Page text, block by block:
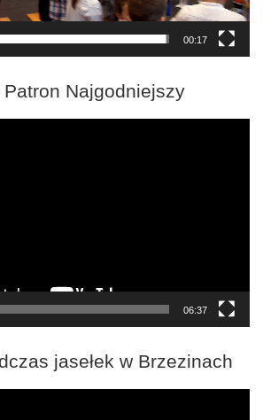
00:17
Patron Najgodniejszy
06:37
jasełek w Brzezinach